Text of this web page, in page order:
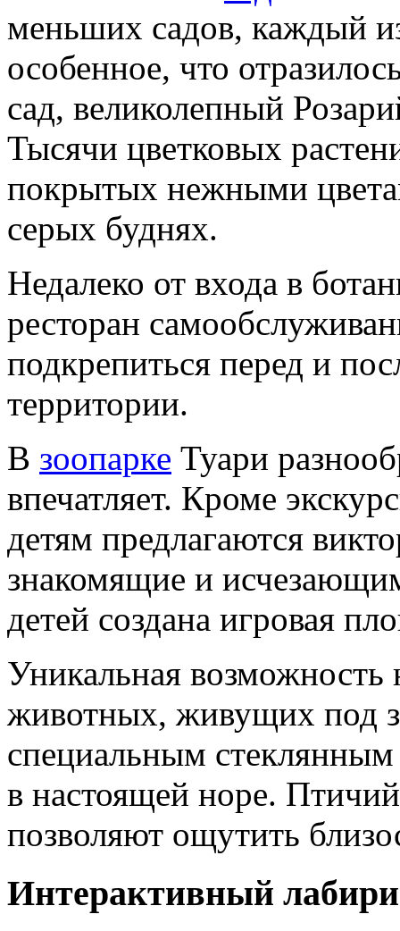
меньших садов, каждый
особенное, что
сад, великолепный
Тысячи цветковых
покрытых нежными
серых буднях.
Недалеко от входа в
ресторан
подкрепиться перед и
территории.
В зоопарке Туари
впечатляет. Кроме
детям предлагаются
знакомящие и
детей создана игровая
Уникальная
животных, живущих под
специальным
в настоящей норе.
позволяют ощутить
Интерактивный